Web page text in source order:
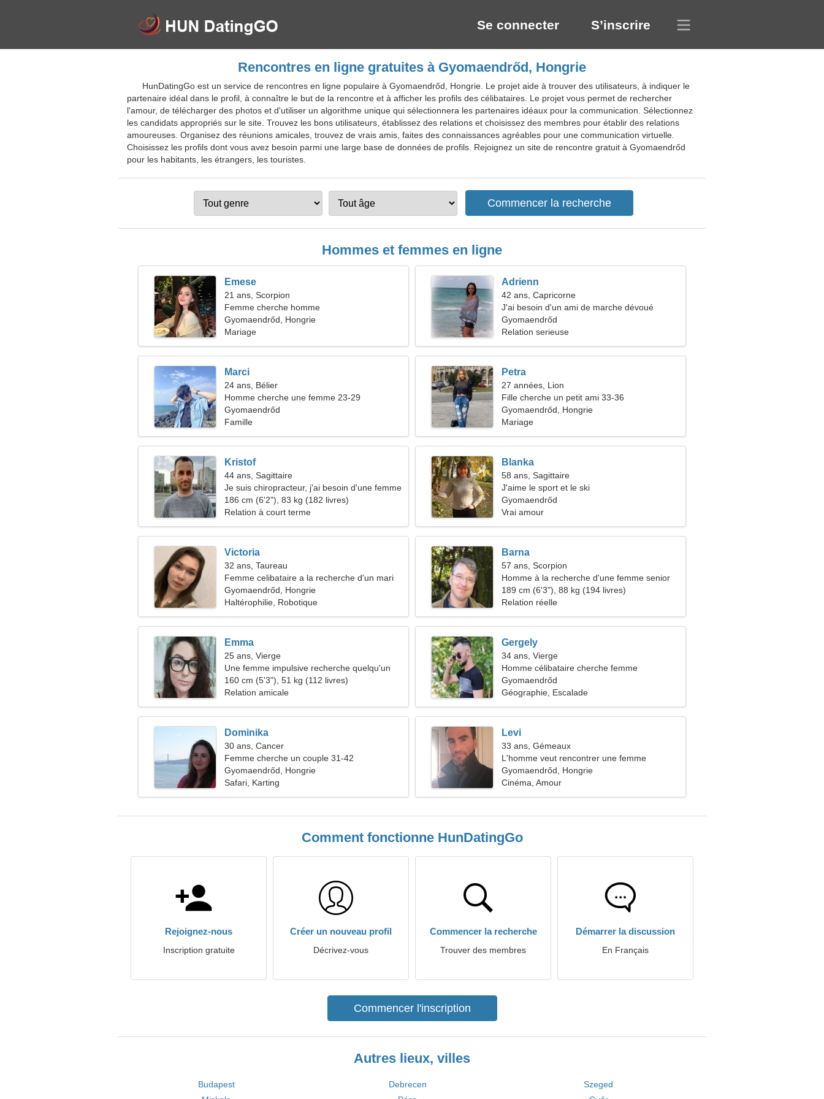
Se connecter S’inscrire
Rencontres en ligne gratuites à Gyomaendrőd, Hongrie
HunDatingGo est un service de rencontres en ligne populaire à Gyomaendrőd, Hongrie. Le projet aide à trouver des utilisateurs, à indiquer le
partenaire idéal dans le profil, à connaître le but de la rencontre et à afficher les profils des célibataires. Le projet vous permet de rechercher
l'amour, de télécharger des photos et d'utiliser un algorithme unique qui sélectionnera les partenaires idéaux pour la communication. Sélectionnez
les candidats appropriés sur le site. Trouvez les bons utilisateurs, établissez des relations et choisissez des membres pour établir des relations
amoureuses. Organisez des réunions amicales, trouvez de vrais amis, faites des connaissances agréables pour une communication virtuelle.
Choisissez les profils dont vous avez besoin parmi une large base de données de profils. Rejoignez un site de rencontre gratuit à Gyomaendrőd
pour les habitants, les étrangers, les touristes.
Hommes et femmes en ligne
Emese
21 ans, Scorpion
Femme cherche homme
Gyomaendrőd, Hongrie
Mariage
Adrienn
42 ans, Capricorne
J'ai besoin d'un ami de marche dévoué
Gyomaendrőd
Relation serieuse
Marci
24 ans, Bélier
Homme cherche une femme 23-29
Gyomaendrőd
Famille
Petra
27 années, Lion
Fille cherche un petit ami 33-36
Gyomaendrőd, Hongrie
Mariage
Kristof
44 ans, Sagittaire
Je suis chiropracteur, j'ai besoin d'une femme
drôle
186 cm (6'2"), 83 kg (182 livres)
Relation à court terme
Blanka
58 ans, Sagittaire
J'aime le sport et le ski
Gyomaendrőd
Vrai amour
Victoria
32 ans, Taureau
Femme celibataire a la recherche d'un mari
Gyomaendrőd, Hongrie
Haltérophilie, Robotique
Barna
57 ans, Scorpion
Homme à la recherche d'une femme senior
189 cm (6'3"), 88 kg (194 livres)
Relation réelle
Emma
25 ans, Vierge
Une femme impulsive recherche quelqu'un
comme vous
160 cm (5'3"), 51 kg (112 livres)
Relation amicale
Gergely
34 ans, Vierge
Homme célibataire cherche femme
Gyomaendrőd
Géographie, Escalade
Dominika
30 ans, Cancer
Femme cherche un couple 31-42
Gyomaendrőd, Hongrie
Safari, Karting
Levi
33 ans, Gémeaux
L'homme veut rencontrer une femme
Gyomaendrőd, Hongrie
Cinéma, Amour
Comment fonctionne HunDatingGo
Rejoignez-nous
Inscription gratuite
Créer un nouveau profil
Décrivez-vous
Commencer la recherche
Trouver des membres
Démarrer la discussion
En Français
Commencer l'inscription
Autres lieux, villes
Budapest Debrecen
Szeged